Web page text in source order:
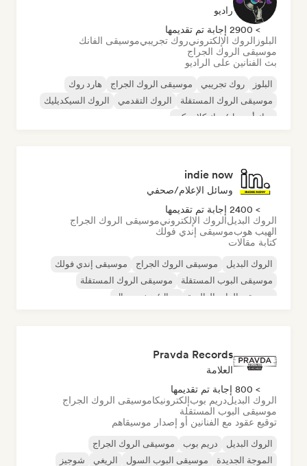
راديو
> 2900 إجابة تم تقديمها
البلوز الروك الإلكترونيروك تجريبيموسيقى الفانك
موسيقى الروك الجراج
بث الفنانين على الراديو
البلوز روك تجريبي موسيقى الروك الجراج
هارد روك
موسيقى الروك المستقلة
الروك التقدمي
الروك السيكديليك
روك أند رول/روك كلاسيكي
indie now
وسائل الإعلام/صحفي
> 2400 إجابة تم تقديمها
الروك البديلالروك الإلكترونيموسيقى الروك الجراج
الهيب هوبموسيقى إندي فولك
كتابة مقالات
الروك البديل موسيقى الروك الجراج
موسيقى إندي فولك
موسيقى البوب المستقلة
موسيقى الروك المستقلة
موسيقى الراب العالمية
ميتال/هيفي ميتال
Pravda Records
العلامة
> 800 إجابة تم تقديمها
الروك البديلدريم بوبإلكترونيكاموسيقى الروك الجراج
موسيقى البوب المستقلة
توقيع عقود مع الفنانين أو إصدار موسيقاهم
الروك البديل دريم بوب
موسيقى الروك الجراج
الموجة الجديدة
موسيقى البوب السول الريغي
شوجيز